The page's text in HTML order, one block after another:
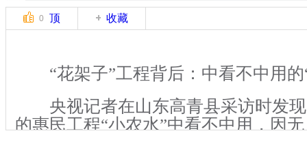
0 顶 收藏
“花架子”工程背后：中看不中用的
央视记者在山东高青县采访时发现
的惠民工程“小农水”中看不中用，因